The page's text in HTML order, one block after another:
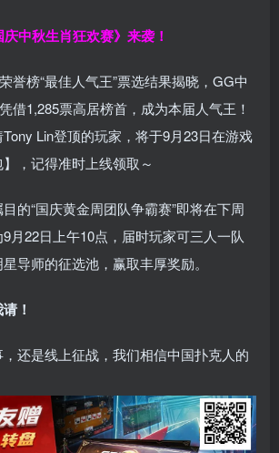
中秋生肖狂欢赛》来袭！
誉榜“最佳人气王”票选结果揭晓，GG中
借1,285票高居榜首，成为本届人气王！
Lin登顶的玩家，将于9月23日在游戏
，记得准时上线领取～
的“国庆黄金周团队争霸赛”即将在下周
月22日上午10点，届时玩家可三人一队
导师的征选池，赢取丰厚奖励。
！
还是线上征战，我们相信中国扑克人的